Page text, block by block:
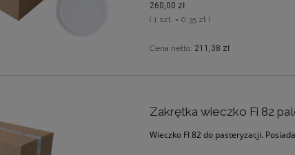
260,00 zł
( 1 szt. = 0,35 zł )
Cena netto: 211,38 zł
Zakrętka wieczko Fi 82
Wieczko FI 82 do pasteryzacji.